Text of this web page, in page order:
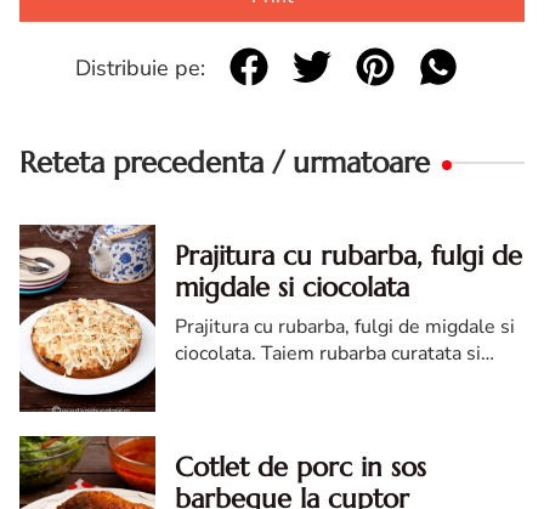
Distribuie pe:
Reteta precedenta / urmatoare
Prajitura cu rubarba, fulgi de
migdale si ciocolata
Prajitura cu rubarba, fulgi de migdale si
ciocolata. Taiem rubarba curatata si
Cotlet de porc in sos
barbeque la cuptor